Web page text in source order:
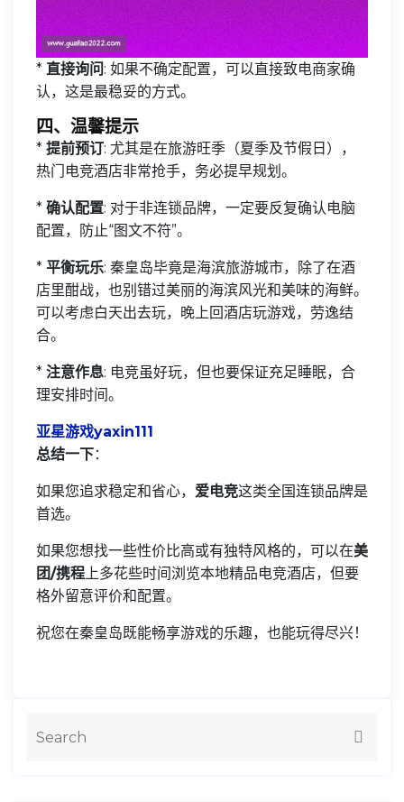
* 直接询问 : 如果不确定配置，可以直接致电商家确
认，这是最稳妥的方式。
四、温馨提示
* 提前预订: 尤其是在旅游旺季（夏季及节假日），
热门电竞酒店非常抢手，务必提早规划。
* 确认配置: 对于非连锁品牌，一定要反复确认电脑
配置，防止“图文不符”。
* 平衡玩乐: 秦皇岛毕竟是海滨旅游城市，除了在酒
店里酣战，也别错过美丽的海滨风光和美味的海鲜。
可以考虑白天出去玩，晚上回酒店玩游戏，劳逸结
合。
* 注意作息: 电竞虽好玩，但也要保证充足睡眠，合
理安排时间。
亚星游戏yaxin111
总结一下：
如果您追求稳定和省心， 爱电竞这类全国连锁品牌是
首选。
如果您想找一些性价比高或有独特风格的，可以在美
团/携程上多花些时间浏览本地精品电竞酒店，但要
格外留意评价和配置。
祝您在秦皇岛既能畅享游戏的乐趣，也能玩得尽兴！